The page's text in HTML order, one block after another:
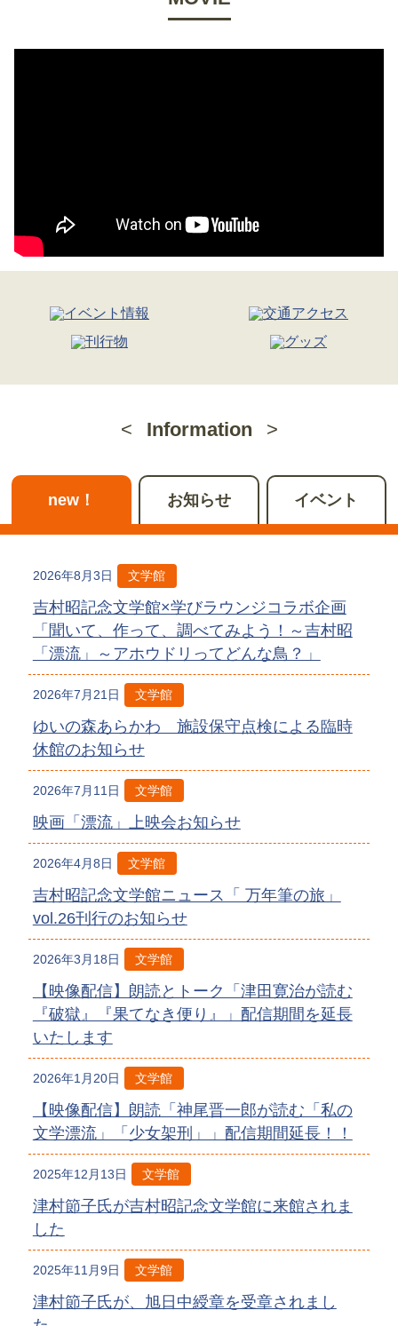
Information
new！
2026年8月3日 文学館
吉村昭記念文学館×学びラウンジコラボ企画
「聞いて、作って、調べてみよう！～吉村昭
「漂流」～アホウドリってどんな鳥？」
2026年7月21日 文学館
ゆいの森あらかわ 施設保守点検による臨時
休館のお知らせ
2026年7月11日 文学館
映画「漂流」上映会お知らせ
2026年4月8日 文学館
吉村昭記念文学館ニュース「 万年筆の旅」
vol.26刊行のお知らせ
2026年3月18日 文学館
【映像配信】朗読とトーク「津田寛治が読む
『破獄』『果てなき便り』」配信期間を延長
いたします
2026年1月20日 文学館
【映像配信】朗読「神尾晋一郎が読む「私の
文学漂流」「少女架刑」」配信期間延長！！
2025年12月13日 文学館
津村節子氏が吉村昭記念文学館に来館されま
した
2025年11月9日 文学館
津村節子氏が、旭日中綬章を受章されまし
お知らせ イベント